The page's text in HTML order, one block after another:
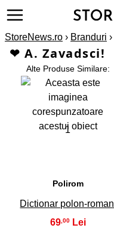
StoreNews.ro › Branduri ›
❤ A. Zavadsci!
Alte Produse Similare:
1
Polirom
Dictionar polon-roman
69,00